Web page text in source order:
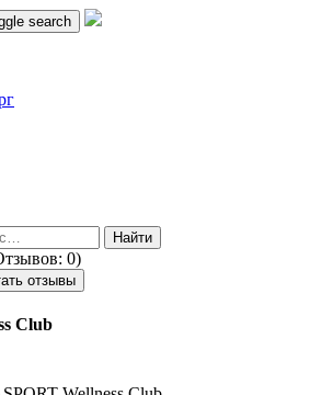
search
0)
отзывы
Club